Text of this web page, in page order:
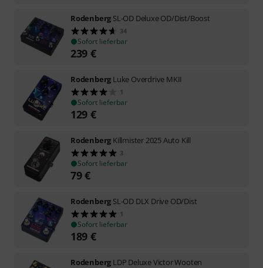
Rodenberg SL-OD Deluxe OD/Dist/Boost
34
Sofort lieferbar
239 €
Rodenberg Luke Overdrive MKII
1
Sofort lieferbar
129 €
Rodenberg Killmister 2025 Auto Kill
3
Sofort lieferbar
79€
Rodenberg SL-OD DLX Drive OD/Dist
1
Sofort lieferbar
189 €
Rodenberg LDP Deluxe Victor Wooten